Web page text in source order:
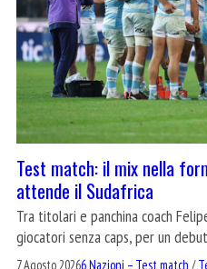
Test match: il mix nella
attende il Sudafrica
Tra titolari e panchina coach
giocatori senza caps, per un
7 Agosto 20266 Nazioni – Test match /